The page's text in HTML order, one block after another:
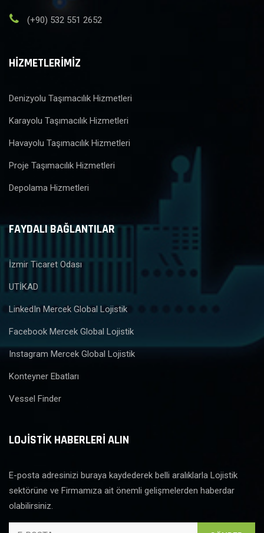
(+90) 532 551 2652
HİZMETLERİMİZ
Denizyolu Taşımacılık Hizmetleri
Karayolu Taşımacılık Hizmetleri
Havayolu Taşımacılık Hizmetleri
Proje Taşımacılık Hizmetleri
Depolama Hizmetleri
FAYDALI BAĞLANTILAR
İzmir Ticaret Odası
UTİKAD
LinkedIn Mercek Global Lojistik
Facebook Mercek Global Lojistik
Instagram Mercek Global Lojistik
Konteyner Ebatları
Vessel Finder
LOJİSTİK HABERLERİ ALIN
E-posta adresinizi buraya kaydederek belli aralıklarla Lojistik
sektörüne ve Firmamıza ait önemli gelişmelerden haberdar
olabilirsiniz.